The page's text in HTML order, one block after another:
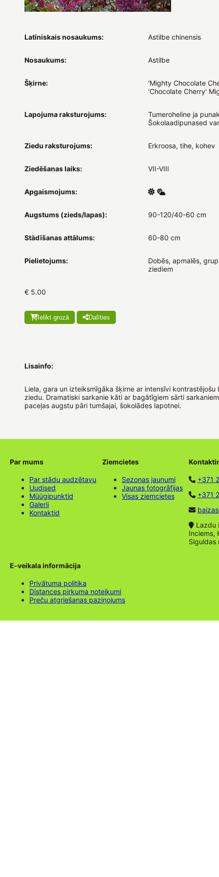
Latīniskais nosaukums: Astilbe chinensis
Nosaukums: Astilbe
Šķirne:
'Mighty Chocolate
'Chocolate Cherry'
Lapojuma raksturojums:
Tumeroheline ja
Šokolaadipunased
Ziedu raksturojums: Erkroosa, tihe, kohev
Ziedēšanas laiks: VII-VIII
Apgaismojums:
Augstums (zieds/lapas): 90-120/40-60 cm
Stādīšanas attālums: 60-80 cm
Pielietojums:
Dobēs, apmalēs,
ziediem
€ 5.00
Ielikt grozā Dalīties
Lisainfo:
Liela, gara un izteiksmīgāka šķirne ar intensīvi kontrastējošu
ziedu. Dramatiski sarkanie kāti ar bagātīgiem sārti
paceļas augstu pāri tumšajai, šokolādes lapotnei.
Par mums
Par stādu audzētavu
Uudised
Müügipunktid
Galerii
Kontaktid
Ziemcietes
Sezonas jaunumi
Jaunas fotogrāfijas
Visas ziemcietes
+371
+371
Lazdu
Inciems,
Siguldas
E-veikala informācija
Privātuma politika
Distances pirkuma noteikumi
Preču atgriešanas paziņojums